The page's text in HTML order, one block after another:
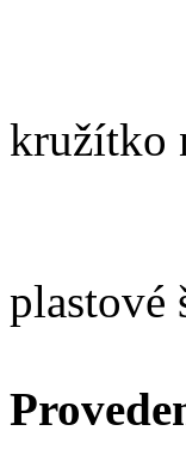
kružítko
plastové